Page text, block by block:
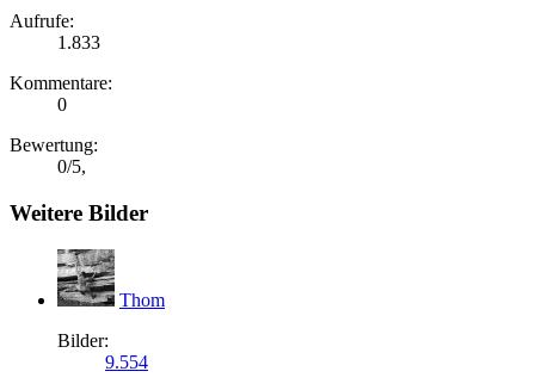
Aufrufe:
1.833
Kommentare:
0
Bewertung:
0/5,
Weitere Bilder
Thom
Bilder:
9.554